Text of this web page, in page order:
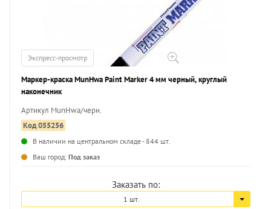
Экспресс-просмотр
Маркер-краска MunHwa Paint Marker 4 мм черный, круглый
наконечник
Артикул MunHwa/черн.
Код 055256
В наличии на центральном складе - 844 шт.
Ваш город: Под заказ
Заказать по:
1 шт.